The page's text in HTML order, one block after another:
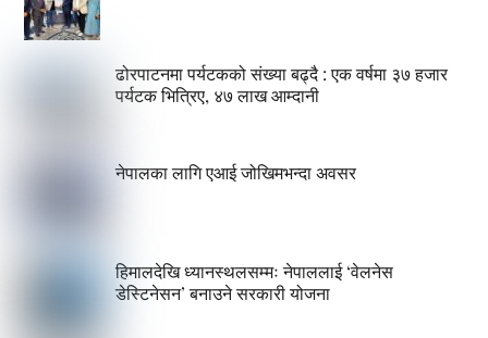
ढोरपाटनमा पर्यटकको संख्या बढ्दै : एक वर्षमा ३७ हजार
पर्यटक भित्रिए, ४७ लाख आम्दानी
नेपालका लागि एआई जोखिमभन्दा अवसर
हिमालदेखि ध्यानस्थलसम्मः नेपाललाई ‘वेलनेस
डेस्टिनेसन’ बनाउने सरकारी योजना